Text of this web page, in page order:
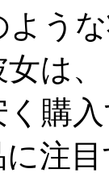
う
女は
購
注